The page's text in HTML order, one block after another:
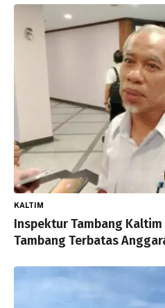
KALTIM
Inspektur Tambang
Tambang Terbatas